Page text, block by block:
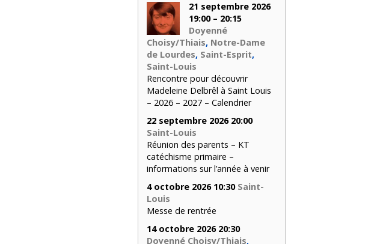
21 septembre 2026
19:00 – 20:15
Doyenné
Choisy/Thiais, Notre-Dame
de Lourdes, Saint-Esprit,
Saint-Louis
Rencontre pour découvrir
Madeleine Delbrêl à Saint Louis
– 2026 – 2027 – Calendrier
22 septembre 2026 20:00
Saint-Louis
Réunion des parents – KT
catéchisme primaire –
informations sur l’année à venir
4 octobre 2026 10:30 Saint-
Louis
Messe de rentrée
14 octobre 2026 20:30
Doyenné Choisy/Thiais,